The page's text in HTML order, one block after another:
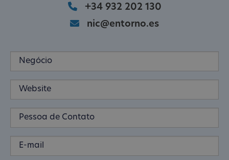
+34 932 202 130
nic@entorno.es